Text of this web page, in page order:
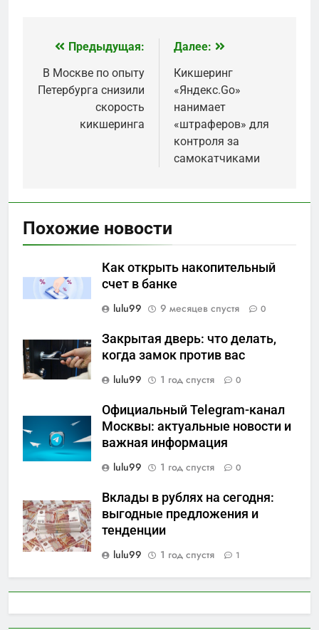
Навигация
по
записям
Предыдущая:
В Москве по опыту
Петербурга снизили
скорость
кикшеринга
Далее:
Кикшеринг
«Яндекс.Go»
нанимает
«штраферов» для
контроля за
самокатчиками
Похожие новости
Как открыть накопительный
счет в банке
lulu99
9 месяцев спустя 0
Закрытая дверь: что делать,
когда замок против вас
lulu99
1 год спустя 0
Официальный Telegram-канал
Москвы: актуальные новости и
важная информация
lulu99
1 год спустя 0
Вклады в рублях на сегодня:
выгодные предложения и
тенденции
lulu99
1 год спустя 1